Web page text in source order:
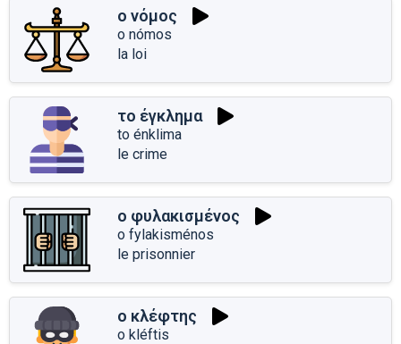
ο νόμος
o nómos
la loi
το έγκλημα
to énklima
le crime
ο φυλακισμένος
o fylakisménos
le prisonnier
ο κλέφτης
o kléftis